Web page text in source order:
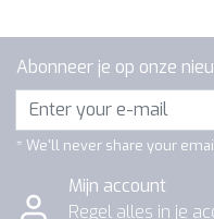
Abonneer je op onze
* We'll never share your
Mijn account
Regel alles in je